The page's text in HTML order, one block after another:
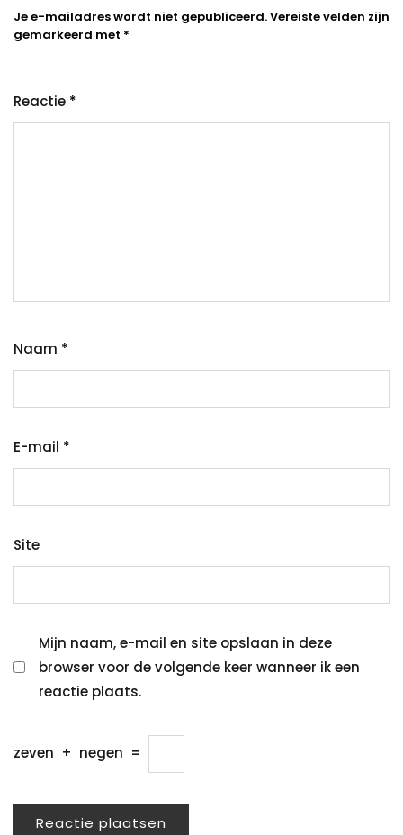
Je e-mailadres wordt niet gepubliceerd.Vereiste velden zijn
gemarkeerd met *
Reactie *
Naam *
E-mail *
Site
Mijn naam, e-mail en site opslaan in deze
browser voor de volgende keer wanneer ik een
reactie plaats.
zeven + negen =